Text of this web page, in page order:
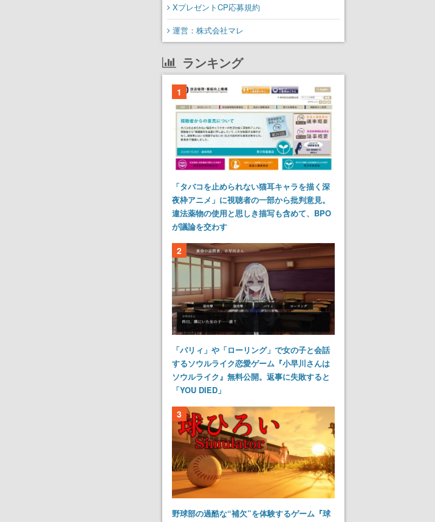
XプレゼントCP応募規約
運営：株式会社マレ
ランキング
1
「タバコを止められない猫耳キャラを描く深
夜枠アニメ」に視聴者の一部から批判意見。
違法薬物の使用と思しき描写も含めて、BPO
が議論を交わす
2
「パリィ」や「ローリング」で女の子と会話
するソウルライク恋愛ゲーム『小早川さんは
ソウルライク』無料公開。返事に失敗すると
「YOU DIED」
3
野球部の過酷な“補欠”を体験するゲーム『球